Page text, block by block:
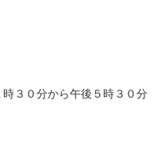
３０分から午後５時３０分